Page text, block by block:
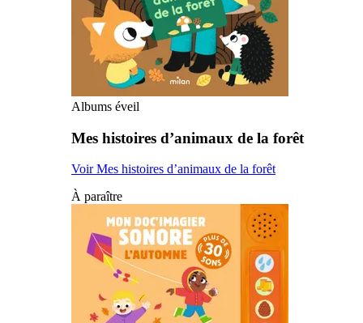
Albums éveil
Mes histoires d’animaux de la forêt
Voir Mes histoires d’animaux de la forêt
À paraître